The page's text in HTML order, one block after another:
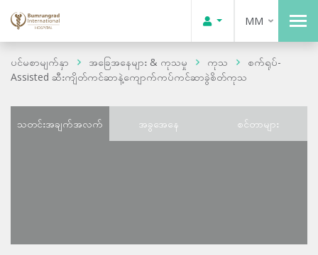
MM
ပင်မစာမျက်နှာ အခြေအနေများ & ကုသမှု ကုသ
စက်ရုပ်-
Assisted ဆီးကျိတ်ကင်ဆာနဲ့ကျောက်ကပ်ကင်ဆာခွဲစိတ်ကုသ
သတင်းအချက်အလက် အခွအေနေ စင်တာများ